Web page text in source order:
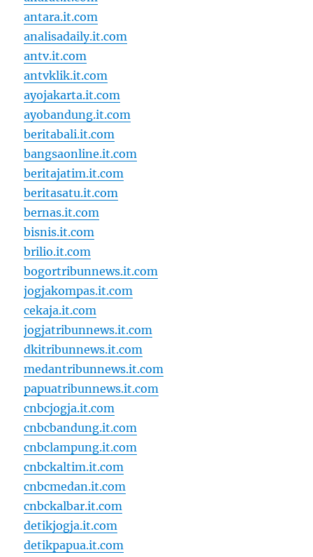
antara.it.com
analisadaily.it.com
antv.it.com
antvklik.it.com
ayojakarta.it.com
ayobandung.it.com
beritabali.it.com
bangsaonline.it.com
beritajatim.it.com
beritasatu.it.com
bernas.it.com
bisnis.it.com
brilio.it.com
bogortribunnews.it.com
jogjakompas.it.com
cekaja.it.com
jogjatribunnews.it.com
dkitribunnews.it.com
medantribunnews.it.com
papuatribunnews.it.com
cnbcjogja.it.com
cnbcbandung.it.com
cnbclampung.it.com
cnbckaltim.it.com
cnbcmedan.it.com
cnbckalbar.it.com
detikjogja.it.com
detikpapua.it.com